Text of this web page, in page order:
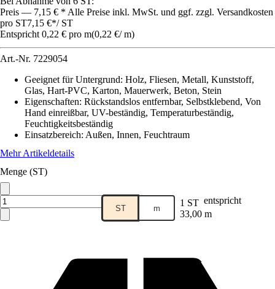
Preis — 7,15 € * Alle Preise inkl. MwSt. und ggf. zzgl. Versandkosten
pro ST7,15 €*/ ST
Entspricht 0,22 € pro m(0,22 €/ m)
Art.-Nr. 7229054
Geeignet für Untergrund: Holz, Fliesen, Metall, Kunststoff,
Glas, Hart-PVC, Karton, Mauerwerk, Beton, Stein
Eigenschaften: Rückstandslos entfernbar, Selbstklebend, Von
Hand einreißbar, UV-beständig, Temperaturbeständig,
Feuchtigkeitsbeständig
Einsatzbereich: Außen, Innen, Feuchtraum
Mehr Artikeldetails
Menge (ST)
ST m 1 ST entspricht
33,00 m